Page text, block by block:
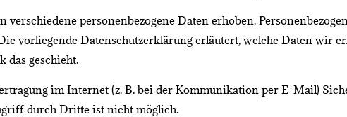
verschiedene personenbezogene Daten erhoben.
vorliegende Datenschutzerklärung erläutert, welche Daten wir
das geschieht.
im Internet (z. B. bei der Kommunikation per E-Mail)
durch Dritte ist nicht möglich.